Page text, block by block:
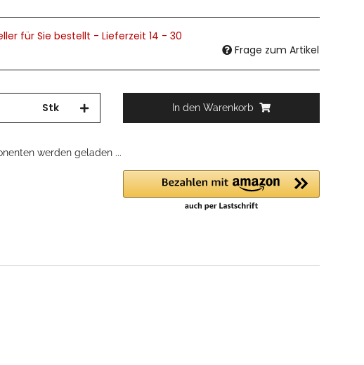
für Sie bestellt - Lieferzeit 14 - 30
Frage zum Artikel
Stk In den Warenkorb
werden geladen ...